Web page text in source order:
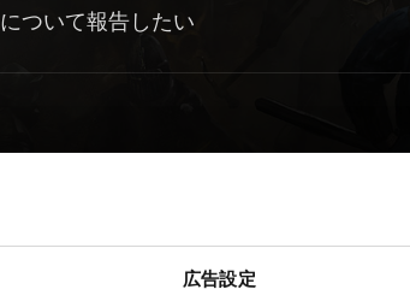
広告設定
ついて報告したい
ト ウィッチャーカードゲーム』のサウ